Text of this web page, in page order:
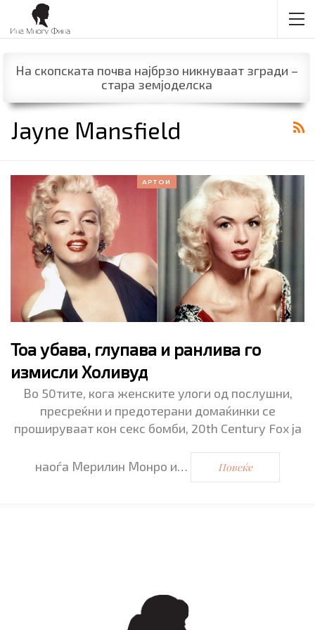
На скопската почва најбрзо никнуваат згради –
стара земјоделска
Jayne Mansfield
АРТОИ
Тоа убава, глупава и ранлива го
измисли Холивуд
Во 50тите, кога женските улоги од послушни,
пресреќни и предотерани домаќинки се
прошируваат кон секс бомби, 20th Century Fox ја
наоѓа Мерилин Монро и… Повеќе